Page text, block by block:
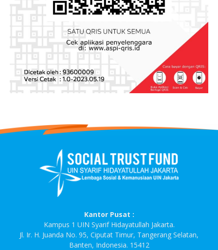
Kantor Pusat :
Kampus 1 UIN Syarif Hidayatullah Jakarta.
Jl. Ir. H. Juanda No. 95, Ciputat Timur, Tangerang Selatan,
Banten, Indonesia. 15412